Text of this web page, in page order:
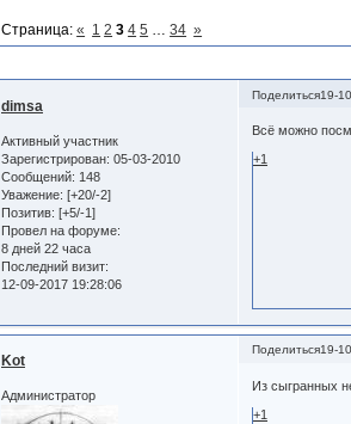
Страница:« 1 2 3 4 5 … 34 »
Поделиться19-
dimsa
Активный участник
Зарегистрирован: 05-03-2010
Сообщений: 148
Уважение: [+20/-2]
Позитив: [+5/-1]
Провел на форуме:
8 дней 22 часа
Последний визит:
12-09-2017 19:28:06
Всё можно
+1
Поделиться19-
Kot
Администратор
Из сыгранных
+1